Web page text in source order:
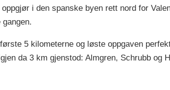
i den spanske byen rett nord for
5 kilometerne og løste oppgaven
da 3 km gjenstod: Almgren, Schrubb og